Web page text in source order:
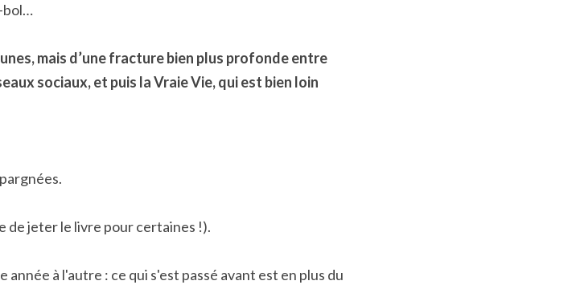
bol…
mais d’une fracture bien plus profonde entre
sociaux, et puis la Vraie Vie, qui est bien loin
de jeter le livre pour certaines !).
année à l'autre : ce qui s'est passé avant est en plus du